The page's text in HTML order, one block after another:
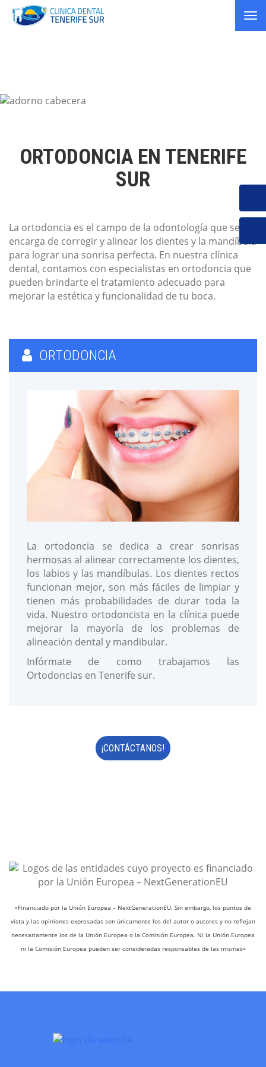
ORTODONCIA EN TENERIFE
SUR
La ortodoncia es el campo de la odontología que se
encarga de corregir y alinear los dientes y la mandíbula
para lograr una sonrisa perfecta. En nuestra clínica
dental, contamos con especialistas en ortodoncia que
pueden brindarte el tratamiento adecuado para
mejorar la estética y funcionalidad de tu boca.
ORTODONCIA
La ortodoncia se dedica a crear sonrisas
hermosas al alinear correctamente los dientes,
los labios y las mandíbulas. Los dientes rectos
funcionan mejor, son más fáciles de limpiar y
tienen más probabilidades de durar toda la
vida. Nuestro ortodoncista en la clínica puede
mejorar la mayoría de los problemas de
alineación dental y mandibular.
Infórmate de como trabajamos las
Ortodoncias en Tenerife sur.
¡CONTÁCTANOS!
«Financiado por la Unión Europea – NextGenerationEU. Sin embargo, los puntos de
vista y las opiniones expresadas son únicamente los del autor o autores y no reflejan
necesariamente los de la Unión Europea o la Comisión Europea. Ni la Unión Europea
ni la Comisión Europea pueden ser consideradas responsables de las mismas»